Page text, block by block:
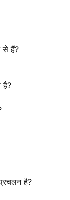
से हैं?
है?
है?